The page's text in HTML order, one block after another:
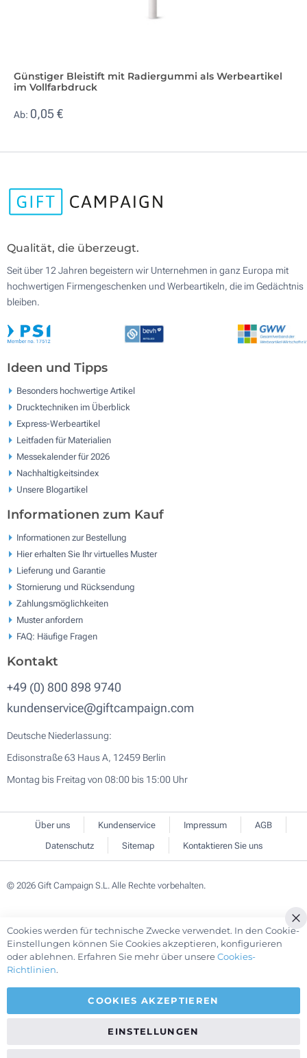
Günstiger Bleistift mit Radiergummi als Werbeartikel
im Vollfarbdruck
Ab: 0,05 €
Qualität, die überzeugt.
Seit über 12 Jahren begeistern wir Unternehmen in ganz Europa mit
hochwertigen Firmengeschenken und Werbeartikeln, die im Gedächtnis
bleiben.
Ideen und Tipps
Besonders hochwertige Artikel
Drucktechniken im Überblick
Express-Werbeartikel
Leitfaden für Materialien
Messekalender für 2026
Nachhaltigkeitsindex
Unsere Blogartikel
Informationen zum Kauf
Informationen zur Bestellung
Hier erhalten Sie Ihr virtuelles Muster
Lieferung und Garantie
Stornierung und Rücksendung
Zahlungsmöglichkeiten
Muster anfordern
FAQ: Häufige Fragen
Kontakt
+49 (0) 800 898 9740
kundenservice@giftcampaign.com
Deutsche Niederlassung:
Edisonstraße 63 Haus A, 12459 Berlin
Montag bis Freitag von 08:00 bis 15:00 Uhr
Über uns Kundenservice Impressum
AGB
Datenschutz
Sitemap Kontaktieren Sie uns
© 2026 Gift Campaign S.L. Alle Rechte vorbehalten.
Cookies werden für technische Zwecke verwendet. In den Cookie-
Einstellungen können Sie Cookies akzeptieren, konfigurieren
oder ablehnen. Erfahren Sie mehr über unsereCookies-
Richtlinien.
COOKIES AKZEPTIEREN
EINSTELLUNGEN